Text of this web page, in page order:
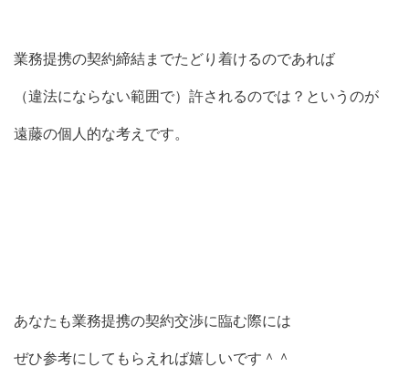
業務提携の契約締結までたどり着けるのであれば
（違法にならない範囲で）許されるのでは？というのが
遠藤の個人的な考えです。
あなたも業務提携の契約交渉に臨む際には
ぜひ参考にしてもらえれば嬉しいです＾＾